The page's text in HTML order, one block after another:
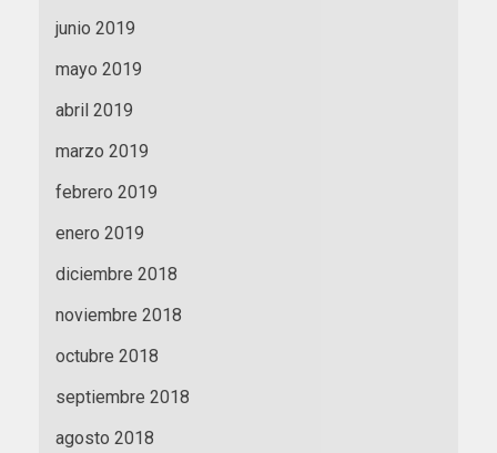
junio 2019
mayo 2019
abril 2019
marzo 2019
febrero 2019
enero 2019
diciembre 2018
noviembre 2018
octubre 2018
septiembre 2018
agosto 2018